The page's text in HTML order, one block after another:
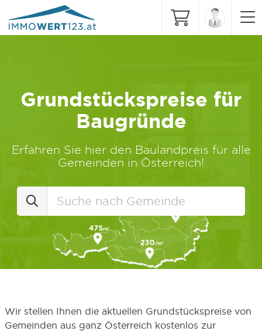
Grundstückspreise für
Baugründe
Erfahren Sie hier den Baulandpreis für alle
Gemeinden in Österreich!
Wir stellen Ihnen die aktuellen Grundstückspreise von
Gemeinden aus ganz Österreich kostenlos zur